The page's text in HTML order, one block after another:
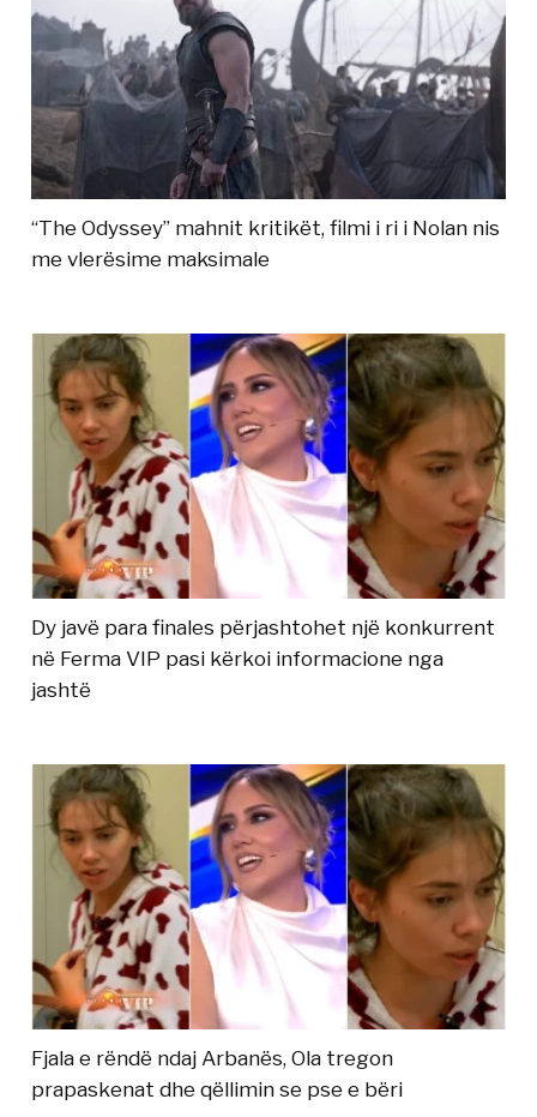
“The Odyssey” mahnit kritikët, filmi i ri i Nolan nis
me vlerësime maksimale
Dy javë para finales përjashtohet një konkurrent
në Ferma VIP pasi kërkoi informacione nga
jashtë
Fjala e rëndë ndaj Arbanës, Ola tregon
prapaskenat dhe qëllimin se pse e bëri